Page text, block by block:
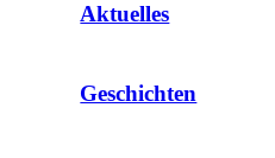
Aktuelles
Geschichten